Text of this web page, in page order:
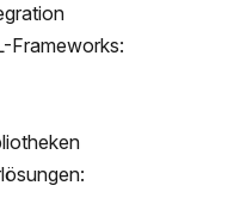
Frameworks: